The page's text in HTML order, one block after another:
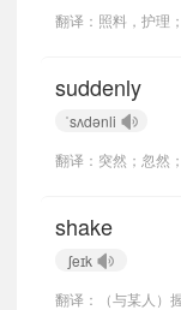
翻译：照料，护理
suddenly
ˈsʌdənli
翻译：突然；忽然
shake
ʃeɪk
翻译：（与某人）